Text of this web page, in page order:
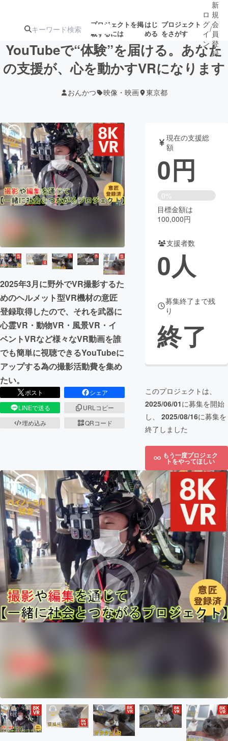
プロジェクトを掲
載するには
はじ
める
プロジェクト
をさがす
ターン
注目の新着プロ
ジェクト
募集終了が近いプ
ロジェクト
アート・写真 音楽
テクノロジー・ガジェット ゲーム・サ
映像・映画 書籍・雑誌
チャレンジ
まちづくり・地域活性化
CAMPFIRE for Social Good
CAMPFIRE Creation
CAMPFIREふるさと納税
ロ
グ
イ
ン
/
新
規
会
員
登
録
YouTubeで“体験”を届ける。あなた
の支援が、心を動かすVRになります
おんかつ 映像・映画 東京都
2025年3月に野外でVR撮影するた
めのヘルメット型VR機材の意匠
登録取得したので、それを武器に
心霊VR・動物VR・風景VR・イ
ベントVRなど様々なVR動画を誰
でも簡単に視聴できるYouTubeに
アップする為の撮影活動費を集め
たい。
ポスト
シェア
LINEで送る
URLコピー
埋め込み
QRコード
現在の支援総
額
0円
0%
目標金額は
100,000円
支援者数
0人
募集終了まで残
り
終了
このプロジェクトは、
2025/06/01に募集を開始
し、 2025/08/16に募集を
終了しました
もう一度プロジェク
トをやってほしい